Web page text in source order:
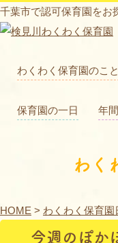
千葉市で認可保育園をお
わくわく保育園のこと
保育園の一日 年
わく
HOME > わくわく保育園
今週のぽか